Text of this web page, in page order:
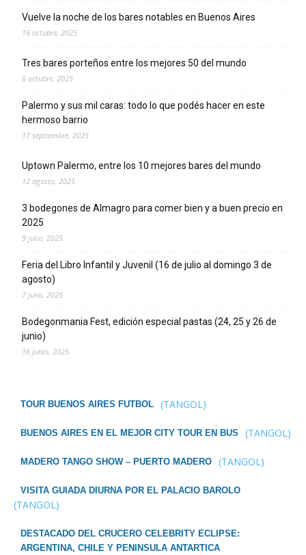
Vuelve la noche de los bares notables en Buenos Aires
16 octubre, 2025
Tres bares porteños entre los mejores 50 del mundo
6 octubre, 2025
Palermo y sus mil caras: todo lo que podés hacer en este
hermoso barrio
17 septiembre, 2025
Uptown Palermo, entre los 10 mejores bares del mundo
12 agosto, 2025
3 bodegones de Almagro para comer bien y a buen precio en
2025
9 julio, 2025
Feria del Libro Infantil y Juvenil (16 de julio al domingo 3 de
agosto)
7 julio, 2025
Bodegonmania Fest, edición especial pastas (24, 25 y 26 de
junio)
16 junio, 2025
TOUR BUENOS AIRES FUTBOL (TANGOL)
BUENOS AIRES EN EL MEJOR CITY TOUR EN BUS (TANGOL)
MADERO TANGO SHOW – PUERTO MADERO (TANGOL)
VISITA GUIADA DIURNA POR EL PALACIO BAROLO
(TANGOL)
DESTACADO DEL CRUCERO CELEBRITY ECLIPSE:
ARGENTINA, CHILE Y PENINSULA ANTARTICA